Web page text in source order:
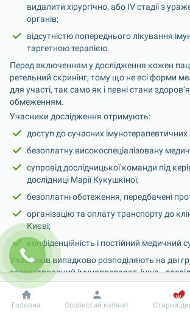
видалити хірургічно, або IV стадії з
органів;
відсутністю попереднього лікування
таргетною терапією.
Перед включенням у дослідження кожен
ретельний скринінг, тому що не всі форми
для участі, так само як і певні стани
обмеженням.
Учасники дослідження отримують:
доступ до сучасних імунотерапевтичних
безоплатну високоспеціалізовану
супровід дослідницької команди під
дослідниці Марії Кукушкіної;
безоплатні обстеження, передбачені
організацію та оплату транспорту до
Києві;
конфіденційність і постійний медичний
Учасників випадково розподіляють на дві
зареєстрований імунопрепарат, інша -
лікарський засіб імунотерапевтичного
«Для нас принципово важливо, щоб
Добробут Інформація
Головна Особистий кабінет Старий